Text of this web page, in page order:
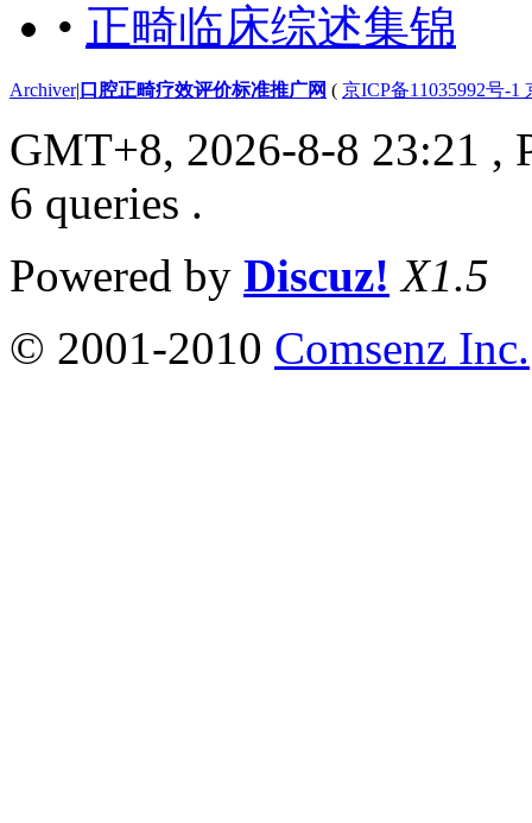
• 正畸临床综述集锦
Archiver| 口腔正畸疗效评价标准推广网 ( 京ICP备11035992号-1
GMT+8, 2026-8-8 23:21 ,
6 queries .
Powered by Discuz! X1.5
© 2001-2010 Comsenz Inc.